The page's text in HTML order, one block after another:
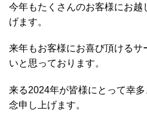
今年もたくさんのお客様にお越
げます。
来年もお客様にお喜び頂けるサ
いと思っております。
来る2024年が皆様にとって幸
念申し上げます。